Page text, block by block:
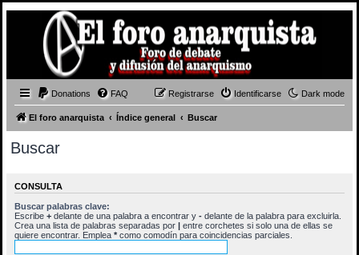
Dark mode
Donations FAQ Identificarse
Registrarse
El foro anarquista Índice general Buscar
Buscar
CONSULTA
Buscar palabras clave:
Escribe + delante de una palabra a encontrar y - delante de la palabra para excluirla.
Crea una lista de palabras separadas por | entre corchetes si solo una de ellas se
quiere encontrar. Emplea * como comodín para coincidencias parciales.